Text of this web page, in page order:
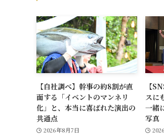
【自社調べ】幹事の約8割が直
面する「イベントのマンネリ
化」と、本当に喜ばれた演出の
共通点
2026年8月7日
【
スに
一緒
写真